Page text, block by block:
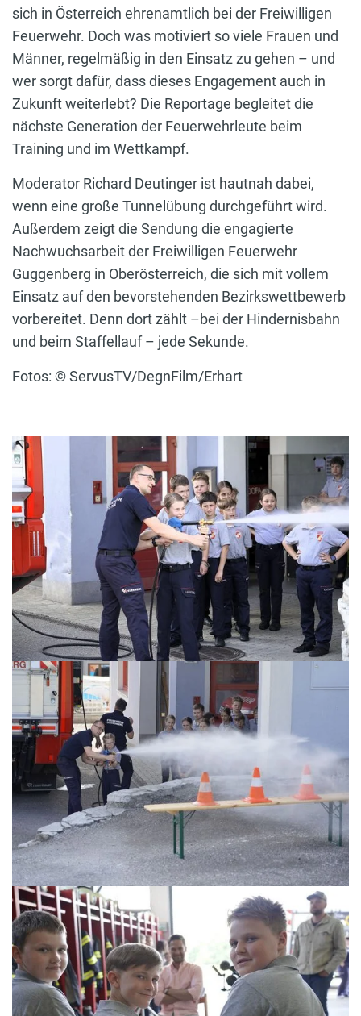
sich in Österreich ehrenamtlich bei der Freiwilligen
Feuerwehr. Doch was motiviert so viele Frauen und
Männer, regelmäßig in den Einsatz zu gehen – und
wer sorgt dafür, dass dieses Engagement auch in
Zukunft weiterlebt? Die Reportage begleitet die
nächste Generation der Feuerwehrleute beim
Training und im Wettkampf.
Moderator Richard Deutinger ist hautnah dabei,
wenn eine große Tunnelübung durchgeführt wird.
Außerdem zeigt die Sendung die engagierte
Nachwuchsarbeit der Freiwilligen Feuerwehr
Guggenberg in Oberösterreich, die sich mit vollem
Einsatz auf den bevorstehenden Bezirkswettbewerb
vorbereitet. Denn dort zählt –bei der Hindernisbahn
und beim Staffellauf – jede Sekunde.
Fotos: © ServusTV/DegnFilm/Erhart